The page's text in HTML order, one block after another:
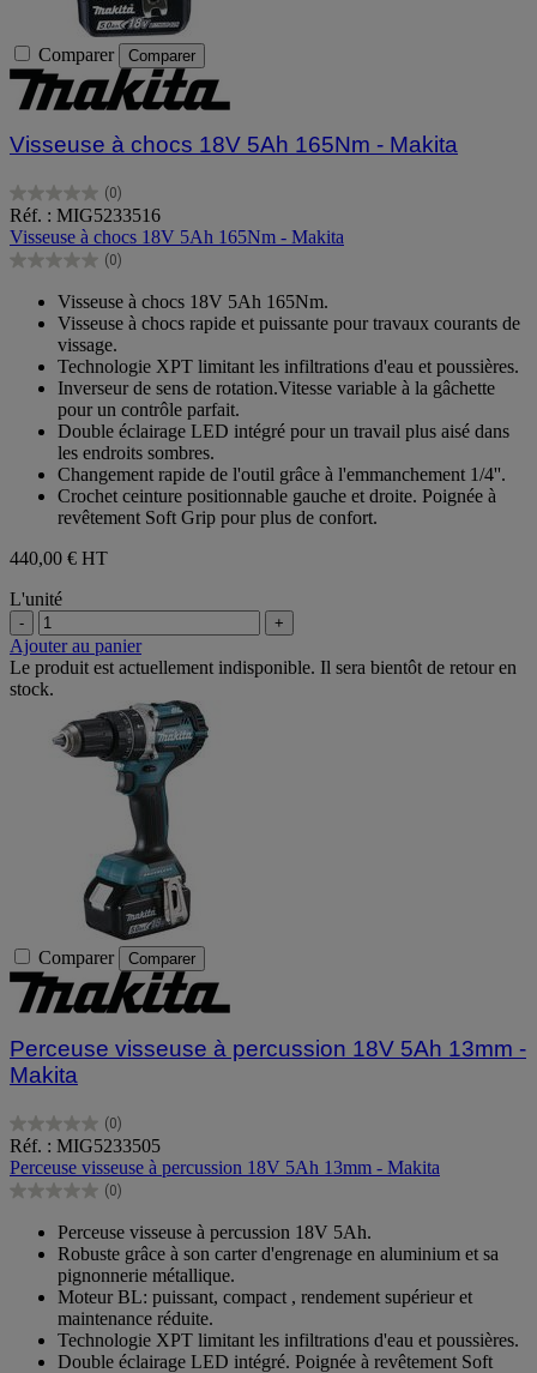
Comparer Comparer
Visseuse à chocs 18V 5Ah 165Nm - Makita
(0)
0.0
sur
5
étoiles.
Réf. : MIG5233516
Visseuse à chocs 18V 5Ah 165Nm - Makita
(0)
0.0
Visseuse à chocs 18V 5Ah 165Nm.
Visseuse à chocs rapide et puissante pour travaux courants de
vissage.
Technologie XPT limitant les infiltrations d'eau et poussières.
Inverseur de sens de rotation.Vitesse variable à la gâchette
pour un contrôle parfait.
Double éclairage LED intégré pour un travail plus aisé dans
les endroits sombres.
Changement rapide de l'outil grâce à l'emmanchement 1/4''.
Crochet ceinture positionnable gauche et droite. Poignée à
revêtement Soft Grip pour plus de confort.
440,00 € HT
L'unité
- +
Ajouter au panier
Le produit est actuellement indisponible. Il sera bientôt de retour en
stock.
Comparer Comparer
Perceuse visseuse à percussion 18V 5Ah 13mm -
Makita
(0)
0.0
sur
5
étoiles.
Réf. : MIG5233505
Perceuse visseuse à percussion 18V 5Ah 13mm - Makita
(0)
0.0
étoiles.
Perceuse visseuse à percussion 18V 5Ah.
Robuste grâce à son carter d'engrenage en aluminium et sa
pignonnerie métallique.
Moteur BL: puissant, compact , rendement supérieur et
maintenance réduite.
Technologie XPT limitant les infiltrations d'eau et poussières.
Double éclairage LED intégré. Poignée à revêtement Soft